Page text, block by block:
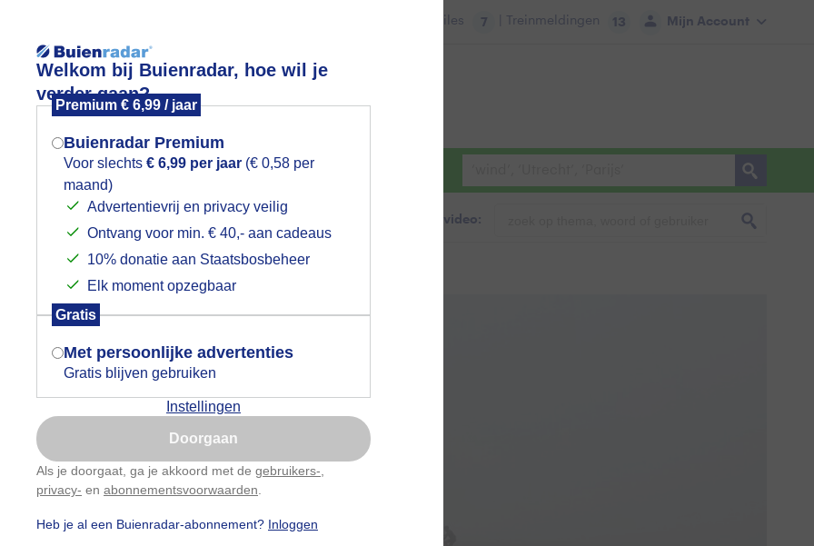
Welkom bij Buienradar, hoe wil je
verder gaan?
Premium € 6,99 / jaar
Buienradar Premium
Voor slechts € 6,99 per jaar (€ 0,58 per
maand)
Advertentievrij en privacy veilig
Ontvang voor min. € 40,- aan cadeaus
10% donatie aan Staatsbosbeheer
Elk moment opzegbaar
Gratis
Met persoonlijke advertenties
Gratis blijven gebruiken
Instellingen
Doorgaan
Als je doorgaat, ga je akkoord met de gebruikers-
privacy- en abonnementsvoorwaarden
Heb je al een Buienradar-abonnement? Inloggen
Mijn Account
Files 7 | Treinmeldingen 13
Foto en video Weerzine
Zoeken in foto & video:
Mogen we je locatie gebruiken voor
het weer?
Indien je hier nog geen akkoord op hebt
gegeven, verschijnt er zo een pop-up uit
je browser waarin deze toestemming
gevraagd wordt.
Is goed, toon de popup
Nu niet, misschien later
Gebruik je Safari en wil je niet elke dag deze pop-up
Klikhierom dit aan te passen